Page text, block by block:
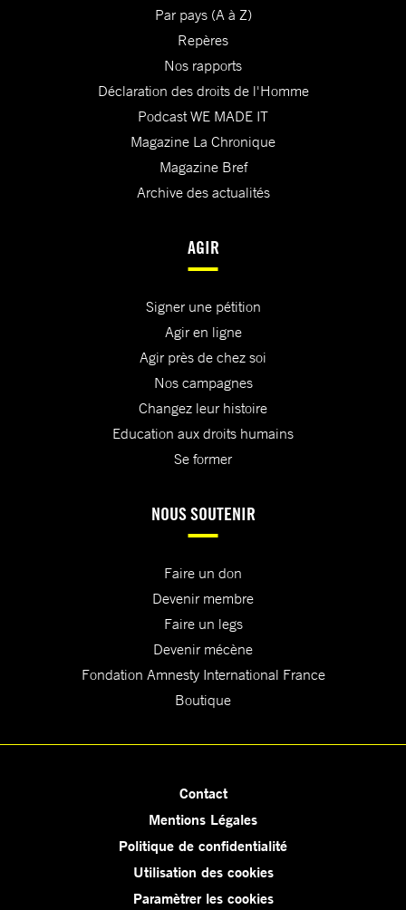
Par pays (A à Z)
Repères
Nos rapports
Déclaration des droits de l'Homme
Podcast WE MADE IT
Magazine La Chronique
Magazine Bref
Archive des actualités
AGIR
Signer une pétition
Agir en ligne
Agir près de chez soi
Nos campagnes
Changez leur histoire
Education aux droits humains
Se former
NOUS SOUTENIR
Faire un don
Devenir membre
Faire un legs
Devenir mécène
Fondation Amnesty International France
Boutique
Contact
Mentions Légales
Politique de confidentialité
Utilisation des cookies
Paramètrer les cookies